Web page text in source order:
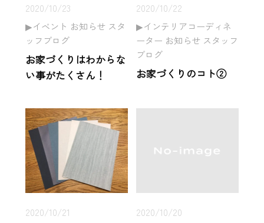
2020/10/23
イベント お知らせ スタ
ッフブログ
お家づくりはわからな
い事がたくさん！
2020/10/22
インテリアコーディネ
ーター お知らせ スタッフ
ブログ
お家づくりのコト②
2020/10/21
2020/10/20